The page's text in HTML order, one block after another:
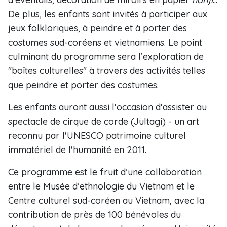
De plus, les enfants sont invités à participer aux
jeux folkloriques, à peindre et à porter des
costumes sud-coréens et vietnamiens. Le point
culminant du programme sera l’exploration de
"boîtes culturelles" à travers des activités telles
que peindre et porter des costumes.
Les enfants auront aussi l'occasion d'assister au
spectacle de cirque de corde (Jultagi) - un art
reconnu par l'UNESCO patrimoine culturel
immatériel de l'humanité en 2011.
Ce programme est le fruit d’une collaboration
entre le Musée d’ethnologie du Vietnam et le
Centre culturel sud-coréen au Vietnam, avec la
contribution de près de 100 bénévoles du